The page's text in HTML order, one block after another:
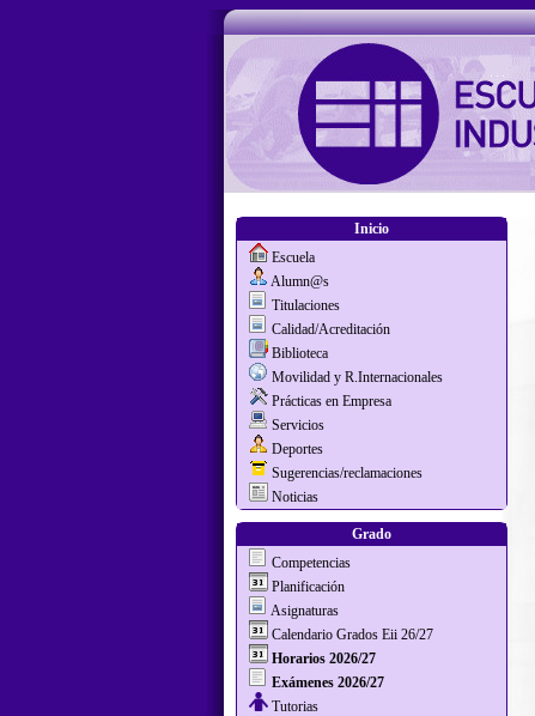
Inicio
Escuela
Alumn@s
Titulaciones
Calidad/Acreditación
Biblioteca
Movilidad y R.Internacionales
Prácticas en Empresa
Servicios
Deportes
Sugerencias/reclamaciones
Noticias
Grado
Competencias
Planificación
Asignaturas
Calendario Grados Eii 26/27
Horarios 2026/27
Exámenes 2026/27
Tutorias